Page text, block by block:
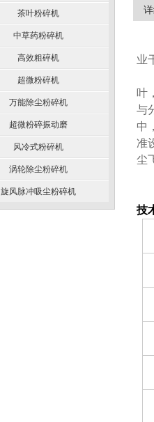
茶叶粉碎机
中草药粉碎机
高效粗碎机
超微粉碎机
万能除尘粉碎机
超微粉碎振动磨
风冷式粉碎机
涡轮除尘粉碎机
旋风脉冲吸尘粉碎机
业
叶
与
中
准
尘
技